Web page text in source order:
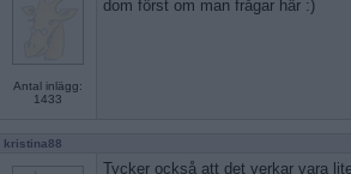
Antal inlägg:
1433
dom först om man frågar här :)
kristina88
Tycker också att det verkar vara